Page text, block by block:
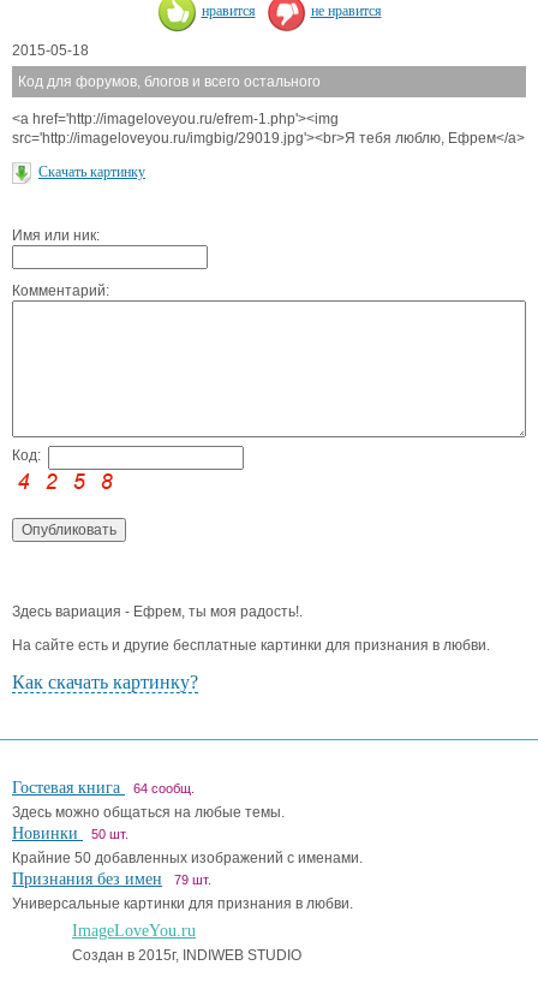
нравится не нравится
2015-05-18
Код для форумов, блогов и всего остального
<a href='http://imageloveyou.ru/efrem-1.php'><img
src='http://imageloveyou.ru/imgbig/29019.jpg'><br>Я тебя люблю, Ефрем</a>
Скачать картинку
Имя или ник:
Комментарий:
Код:
Здесь вариация - Ефрем, ты моя радость!.
На сайте есть и другие бесплатные картинки для признания в любви.
Как скачать картинку?
Гостевая книга 64 сообщ.
Здесь можно общаться на любые темы.
Новинки 50 шт.
Крайние 50 добавленных изображений с именами.
Признания без имен 79 шт.
Универсальные картинки для признания в любви.
ImageLoveYou.ru
Создан в 2015г, INDIWEB STUDIO